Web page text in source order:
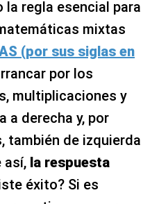
la regla esencial para
mixtas
(por sus siglas en
por los
multiplicaciones y
a derecha y, por
también de izquierda
así, la respuesta
éxito? Si es